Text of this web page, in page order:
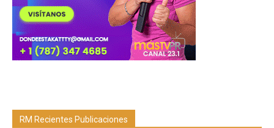
RM Recientes Publicaciones